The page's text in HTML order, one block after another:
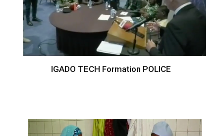
IGADO TECH Formation POLICE